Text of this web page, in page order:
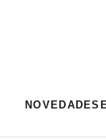
NOVEDADES